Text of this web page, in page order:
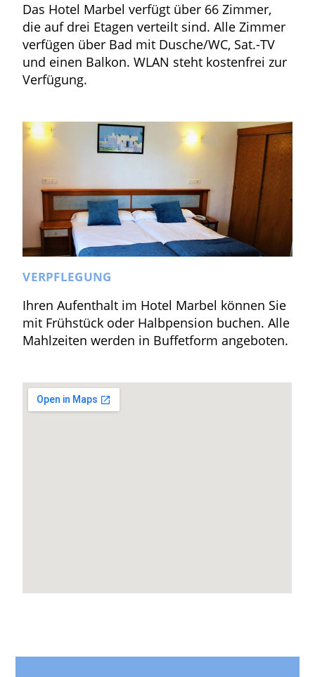
Das Hotel Marbel verfügt über 66 Zimmer,
die auf drei Etagen verteilt sind. Alle Zimmer
verfügen über Bad mit Dusche/WC, Sat.-TV
und einen Balkon. WLAN steht kostenfrei zur
Verfügung.
VERPFLEGUNG
Ihren Aufenthalt im Hotel Marbel können Sie
mit Frühstück oder Halbpension buchen. Alle
Mahlzeiten werden in Buffetform angeboten.